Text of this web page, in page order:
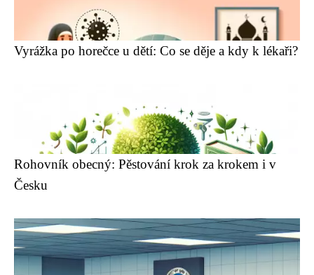
Vyrážka po horečce u dětí: Co se děje a kdy k lékaři?
Rohovník obecný: Pěstování krok za krokem i v
Česku